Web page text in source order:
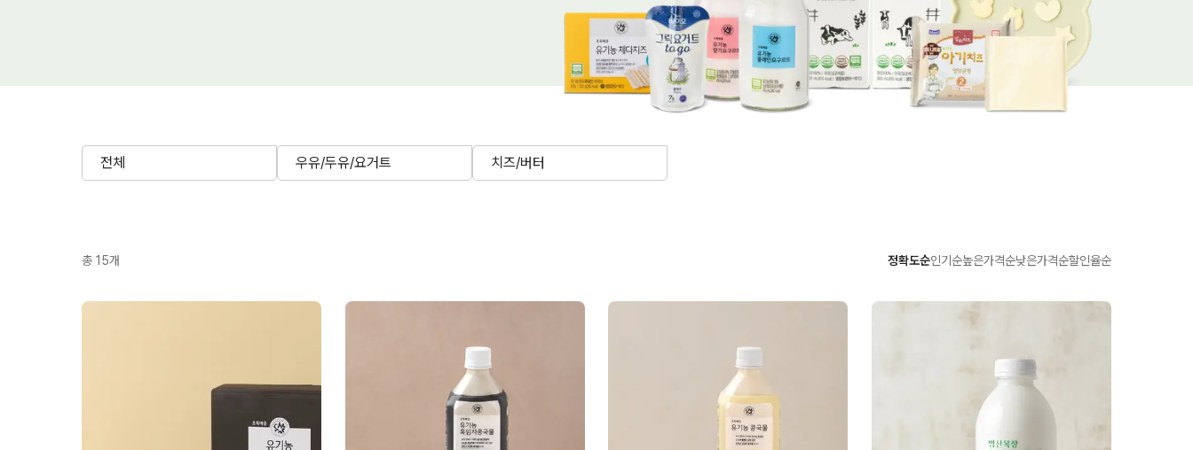
전체 우유/두유/요거트 치즈/버터
총 15개 정확도순인기순높은가격순낮은가격순할인율순